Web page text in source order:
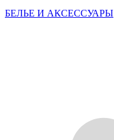
БЕЛЬЕ И АКСЕССУАРЫ